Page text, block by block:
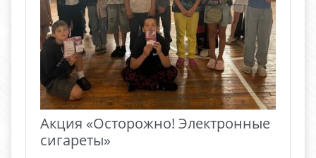
Акция «Осторожно! Электронные
сигареты»